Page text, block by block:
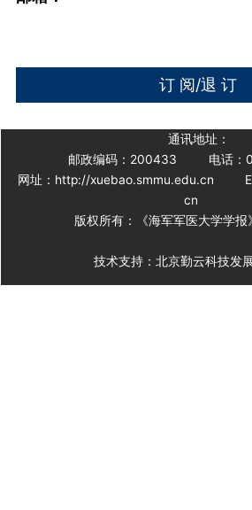
通讯地址：
邮政编码：200433
电话：
网址：http://xuebao.smmu.edu.cn
cn
版权所有：《海军军医大学学报
技术支持：北京勤云科技发